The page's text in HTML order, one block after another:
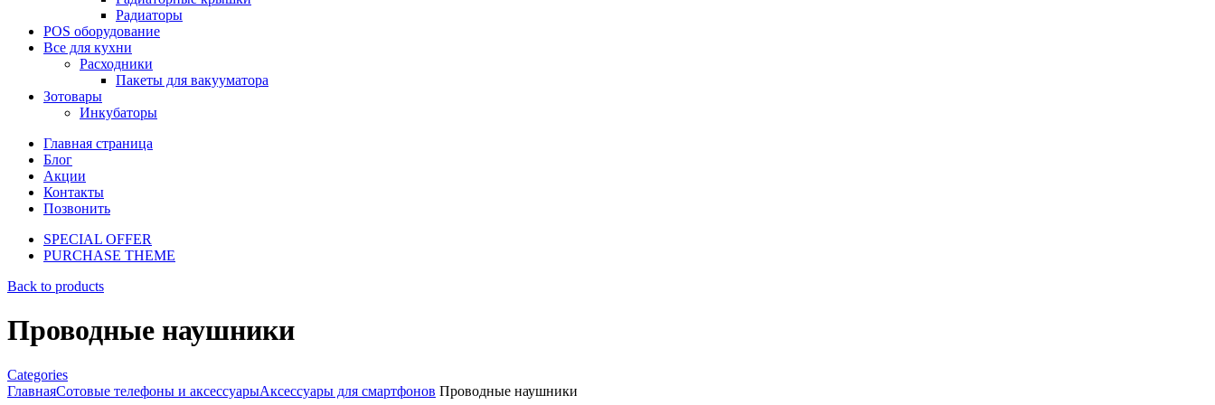
Радиаторы
POS оборудование
Все для кухни
Расходники
Пакеты для вакууматора
Зотовары
Инкубаторы
Главная страница
Блог
Акции
Контакты
Позвонить
SPECIAL OFFER
PURCHASE THEME
Back to products
Проводные наушники
Categories
ГлавнаяСотовые телефоны и аксессуарыАксессуары для смартфонов Проводные наушники